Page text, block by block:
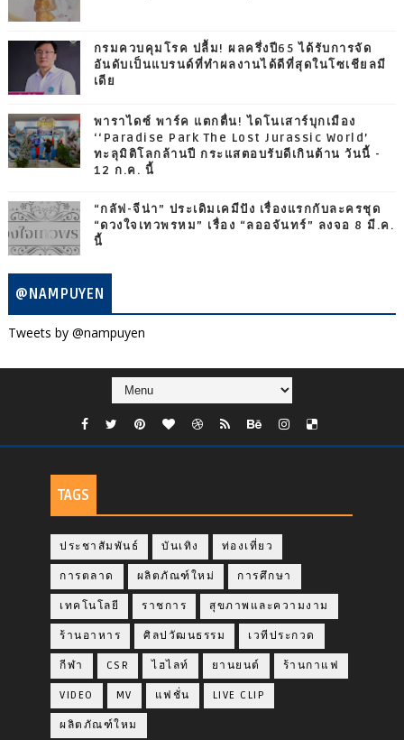
กรมควบคุมโรค ปลื้ม! ผลครึ่งปี65 ได้รับการจัด
อันดับเป็นแบรนด์ที่ทำผลงานได้ดีที่สุดในโซเชียลมี
เดีย
พาราไดซ์ พาร์ค แตกตื่น! ไดโนเสาร์บุกเมือง
‘‘Paradise Park The Lost Jurassic World’
ทะลุมิติโลกล้านปี กระแสตอบรับดีเกินต้าน วันนี้ -
12 ก.ค. นี้
“กลัฟ-จีน่า” ประเดิมเคมีปัง เรื่องแรกกับละครชุด
“ดวงใจเทวพรหม” เรื่อง “ลออจันทร์” ลงจอ 8 มี.ค.
นี้
@NAMPUYEN
Tweets by @nampuyen
TAGS
ประชาสัมพันธ์ บันเทิง ท่องเที่ยว
การตลาด ผลิตภัณฑ์ใหม่ การศึกษา
เทคโนโลยี ราชการ สุขภาพและความงาม
ร้านอาหาร ศิลปวัฒนธรรม เวทีประกวด
กีฬา CSR ไฮไลท์ ยานยนต์ ร้านกาแฟ
VIDEO MV แฟชั่น LIVE CLIP
ผลิตภัณฑ์ใหม